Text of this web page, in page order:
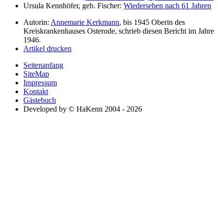
Ursula Kennhöfer, geb. Fischer: Wiedersehen nach 61 Jahren
Autorin: Annemarie Kerkmann, bis 1945 Oberin des
Kreiskrankenhauses Osterode, schrieb diesen Bericht im Jahre
1946.
Artikel drucken
Seitenanfang
SiteMap
Impressum
Kontakt
Gästebuch
Developed by © HaKenn 2004 - 2026